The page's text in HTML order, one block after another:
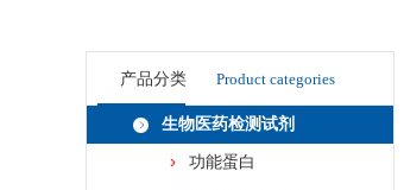
产品分类 Product categories
生物医药检测试剂
功能蛋白